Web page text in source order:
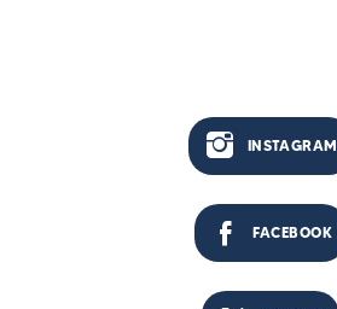
INSTAGRAM
FACEBOOK